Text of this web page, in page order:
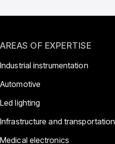
AREAS OF EXPERTISE
Industrial instrumentation
Automotive
Led lighting
Infrastructure and transportation
Medical electronics